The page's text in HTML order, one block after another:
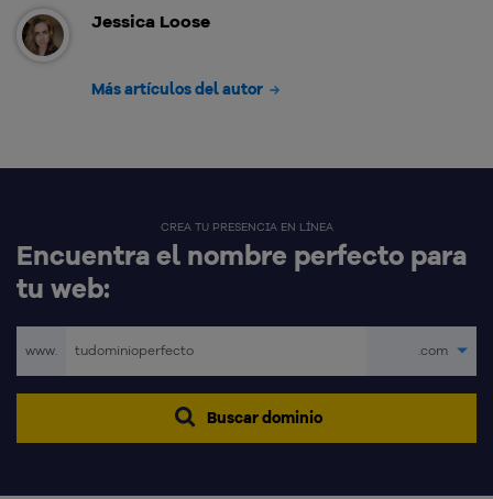
Jessica Loose
Más artículos del autor
CREA TU PRESENCIA EN LÍNEA
Encuentra el nombre perfecto para
tu web:
www. .com
Buscar dominio